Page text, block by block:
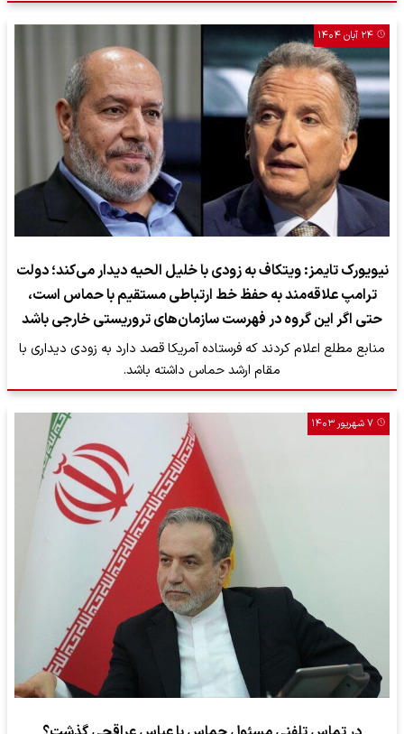
۲۴ آبان ۱۴۰۴
نیویورک تایمز: ویتکاف به زودی با خلیل الحیه دیدار می‌کند؛ دولت
ترامپ علاقه‌مند به حفظ خط ارتباطی مستقیم با حماس است،
حتی اگر این گروه در فهرست سازمان‌های تروریستی خارجی باشد
منابع مطلع اعلام کردند که فرستاده آمریکا قصد دارد به زودی دیداری با
مقام ارشد حماس داشته باشد.
۷ شهریور ۱۴۰۳